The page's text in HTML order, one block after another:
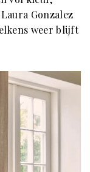
Gonzalez
weer blijft